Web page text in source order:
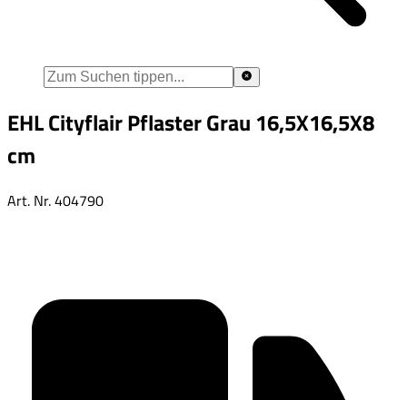
EHL Cityflair Pflaster Grau 16,5X16,5X8
cm
Art. Nr.404790